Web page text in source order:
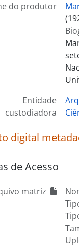
do produtor
Entidade
custodiadora
digital
de Acesso
matriz